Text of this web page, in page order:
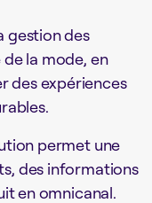
gestion des
la mode, en
des expériences
permet une
des informations
en omnicanal.